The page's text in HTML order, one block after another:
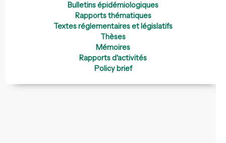
Bulletins épidémiologiques
Rapports thématiques
Textes réglementaires et législatifs
Thèses
Mémoires
Rapports d'activités
Policy brief